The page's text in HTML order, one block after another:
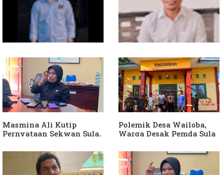
Soal Intervensi Politik,
Langkah Wakil Ketua
Komisi I Bukan
intervensi Politik
Dituding Jadikan
Bendahara Desa Wailoba
sebagai "ATM Berjalan",
Armin Soamole: Harus
Dibuktikan
Masmina Ali Kutip
Pernyataan Sekwan Sula,
Diduga Jadikan
Keponakan "ATM
Berjalan"
Polemik Desa Wailoba,
Warga Desak Pemda Sula
APH Usut Dugaan
Penyimpangan Dana Desa